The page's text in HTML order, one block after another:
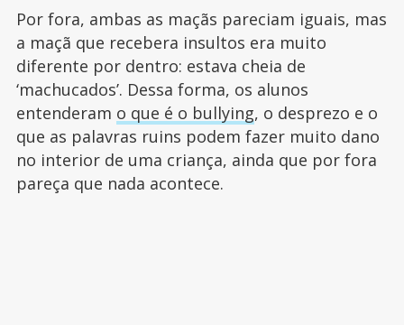
Por fora, ambas as maçãs pareciam iguais, mas
a maçã que recebera insultos era muito
diferente por dentro: estava cheia de
‘machucados’. Dessa forma, os alunos
entenderam o que é o bullying, o desprezo e o
que as palavras ruins podem fazer muito dano
no interior de uma criança, ainda que por fora
pareça que nada acontece.